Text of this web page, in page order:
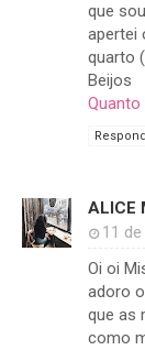
que
apertei
quarto
Beijos
ALICE
11
Oi oi
adoro
que as
como